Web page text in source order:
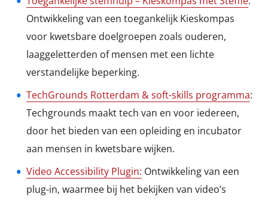
Ontwikkeling van een toegankelijk Kieskompas
voor kwetsbare doelgroepen zoals ouderen,
laaggeletterden of mensen met een lichte
verstandelijke beperking.
TechGrounds Rotterdam & soft-skills programma:
Techgrounds maakt tech van en voor iedereen,
door het bieden van een opleiding en incubator
aan mensen in kwetsbare wijken.
Video Accessibility Plugin: Ontwikkeling van een
plug-in, waarmee bij het bekijken van video’s